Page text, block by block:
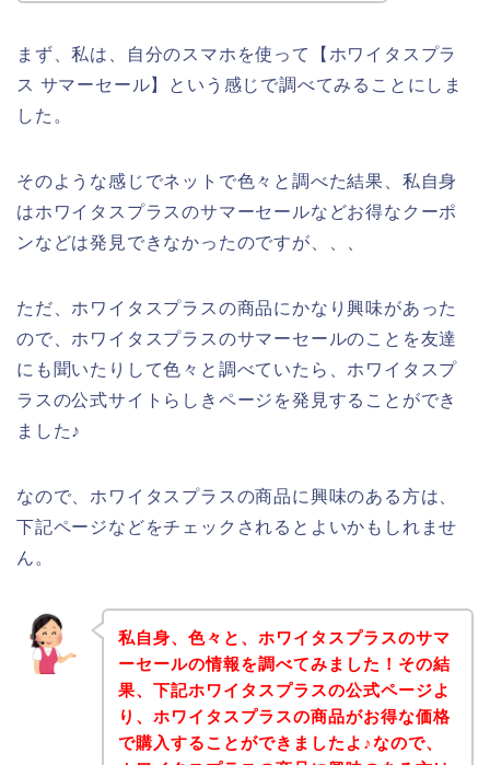
まず、私は、自分のスマホを使って【ホワイタスプラ
ス サマーセール】という感じで調べてみることにしま
した。
そのような感じでネットで色々と調べた結果、私自身
はホワイタスプラスのサマーセールなどお得なクーポ
ンなどは発見できなかったのですが、、、
ただ、ホワイタスプラスの商品にかなり興味があった
ので、ホワイタスプラスのサマーセールのことを友達
にも聞いたりして色々と調べていたら、ホワイタスプ
ラスの公式サイトらしきページを発見することができ
ました♪
なので、ホワイタスプラスの商品に興味のある方は、
下記ページなどをチェックされるとよいかもしれませ
ん。
私自身、色々と、ホワイタスプラスのサマ
ーセールの情報を調べてみました！その結
果、下記ホワイタスプラスの公式ページよ
り、ホワイタスプラスの商品がお得な価格
で購入することができましたよ♪なので、